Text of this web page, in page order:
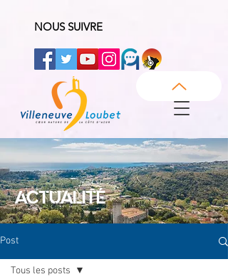
NOUS SUIVRE
ACTUALITÉ
Post
Tous les posts